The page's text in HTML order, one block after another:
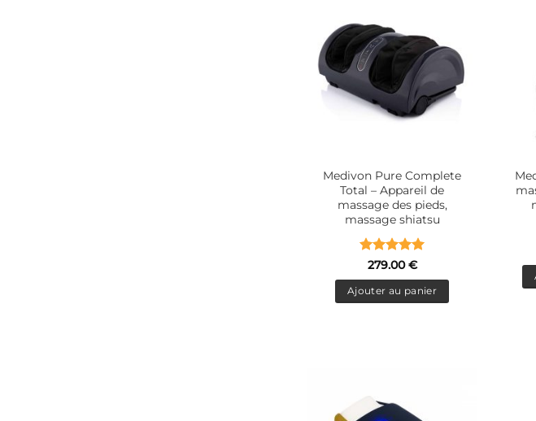
Medivon Pure Complete
Total – Appareil de
massage des pieds,
massage shiatsu
Note5sur
279.00€
Ajouter au panier